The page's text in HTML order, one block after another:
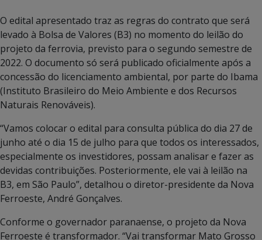
O edital apresentado traz as regras do contrato que será
levado à Bolsa de Valores (B3) no momento do leilão do
projeto da ferrovia, previsto para o segundo semestre de
2022. O documento só será publicado oficialmente após a
concessão do licenciamento ambiental, por parte do Ibama
(Instituto Brasileiro do Meio Ambiente e dos Recursos
Naturais Renováveis).
“Vamos colocar o edital para consulta pública do dia 27 de
junho até o dia 15 de julho para que todos os interessados,
especialmente os investidores, possam analisar e fazer as
devidas contribuições. Posteriormente, ele vai à leilão na
B3, em São Paulo”, detalhou o diretor-presidente da Nova
Ferroeste, André Gonçalves.
Conforme o governador paranaense, o projeto da Nova
Ferroeste é transformador. “Vai transformar Mato Grosso